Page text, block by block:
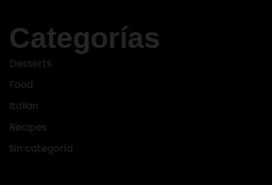
Categorías
Desserts
Food
Italian
Recipes
Sin categoría